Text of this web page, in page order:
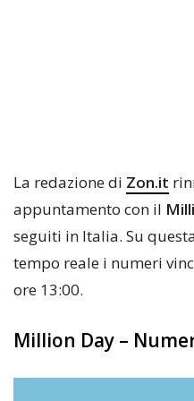
La redazione di Zon.it
appuntamento con il
seguiti in Italia. Su
tempo reale i numeri
ore 13:00.
Million Day –